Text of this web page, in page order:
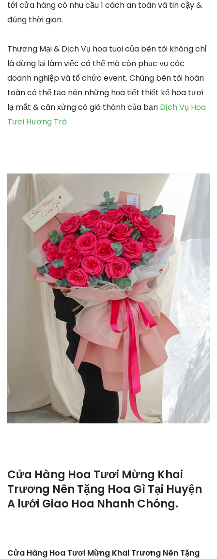
tới cửa hàng có nhu cầu 1 cách an toàn và tin cậy &
đúng thời gian.
Thương Mại & Dịch Vụ hoa tuoi của bên tôi không chỉ
là dừng lại làm việc cá thể mà còn phục vụ các
doanh nghiệp và tổ chức event. Chúng bên tôi hoàn
toàn có thể tạo nên những họa tiết thiết kế hoa tươi
lạ mắt & cân xứng có giá thành của bạn Dịch Vụ Hoa
Tươi Hương Trà
Cửa Hàng Hoa Tươi Mừng Khai
Trương Nên Tặng Hoa Gì Tại Huyện
A lưới Giao Hoa Nhanh Chóng.
Cửa Hàng Hoa Tươi Mừng Khai Trương Nên Tặng